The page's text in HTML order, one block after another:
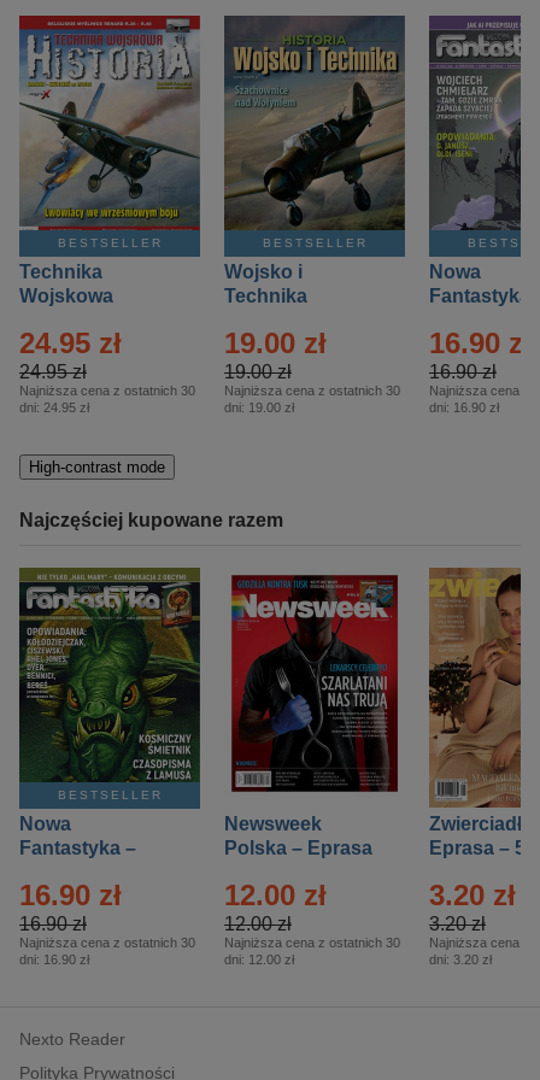
BESTSELLER
Technika
Wojskowa
– 2/2026
24.95 zł
24.95 zł
Najniższa cena z ostatnich 30
dni: 24.95 zł
BESTSELLER
Wojsko i
Technika
Specjalne –
Eprasa – 2/2026
19.00 zł
19.00 zł
Najniższa cena z ostatnich 30
dni: 19.00 zł
Nowa
Fantastyka
16.90 zł
16.90 zł
Najniższa cena z
dni: 16.90 zł
High-contrast mode
Najczęściej kupowane razem
BESTSELLER
Nowa
Fantastyka –
16.90 zł
16.90 zł
Najniższa cena z ostatnich 30
dni: 16.90 zł
Newsweek
Polska – Eprasa
12.00 zł
12.00 zł
Najniższa cena z ostatnich 30
dni: 12.00 zł
Zwierciadło
Eprasa – 5/
3.20 zł
3.20 zł
Najniższa cena z
dni: 3.20 zł
Nexto Reader
Polityka Prywatności